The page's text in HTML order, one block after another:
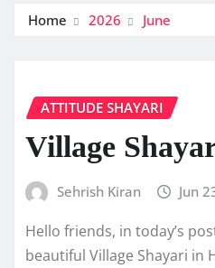
Home 2026 June
ATTITUDE SHAYARI
Village
Sehrish Kiran Jun
Hello friends, in today’s
beautiful Village Shayari in